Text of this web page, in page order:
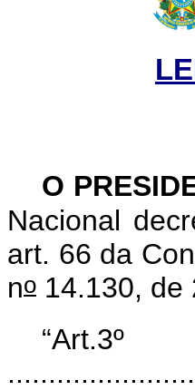
O
Nacional
art. 66 da
no 14.130, de
“Art.3º